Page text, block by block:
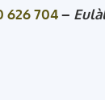
626 704–